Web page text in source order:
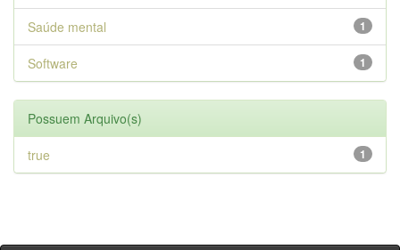
1
Saúde mental
1
Software
Possuem Arquivo(s)
1
true